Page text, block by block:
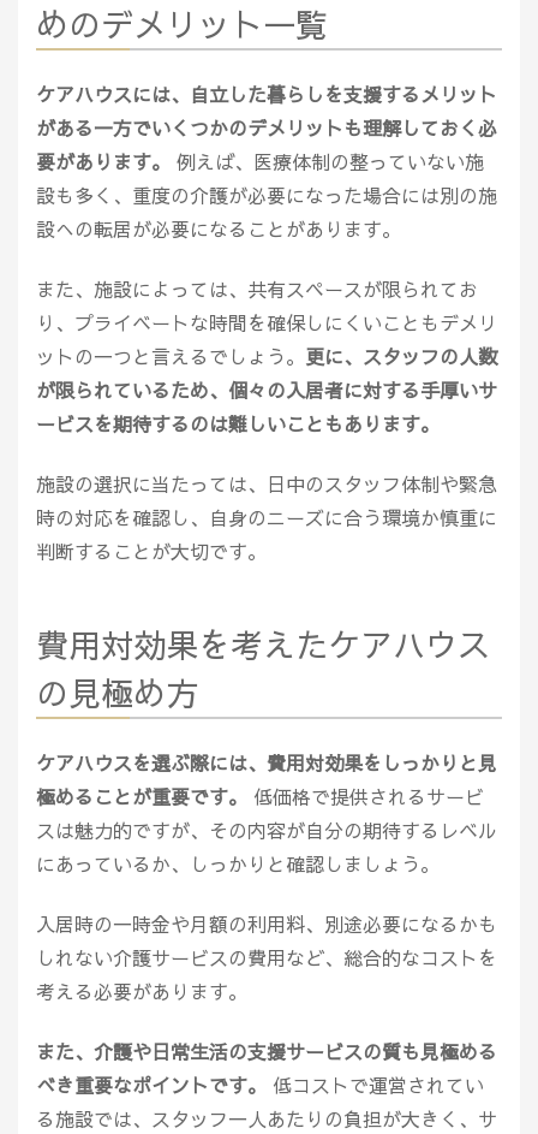
めのデメリット一覧
ケアハウスには、自立した暮らしを支援するメリット
がある一方でいくつかのデメリットも理解しておく必
要があります。
例えば、医療体制の整っていない施
設も多く、重度の介護が必要になった場合には別の施
設への転居が必要になることがあります。
また、施設によっては、共有スペースが限られてお
り、プライベートな時間を確保しにくいこともデメリ
ットの一つと言えるでしょう。 更に、スタッフの人数
が限られているため、個々の入居者に対する手厚いサ
ービスを期待するのは難しいこともあります。
施設の選択に当たっては、日中のスタッフ体制や緊急
時の対応を確認し、自身のニーズに合う環境か慎重に
判断することが大切です。
費用対効果を考えたケアハウス
の見極め方
ケアハウスを選ぶ際には、費用対効果をしっかりと見
極めることが重要です。
低価格で提供されるサービ
スは魅力的ですが、その内容が自分の期待するレベル
にあっているか、しっかりと確認しましょう。
入居時の一時金や月額の利用料、別途必要になるかも
しれない介護サービスの費用など、総合的なコストを
考える必要があります。
また、介護や日常生活の支援サービスの質も見極める
べき重要なポイントです。
低コストで運営されてい
る施設では、スタッフ一人あたりの負担が大きく、サ